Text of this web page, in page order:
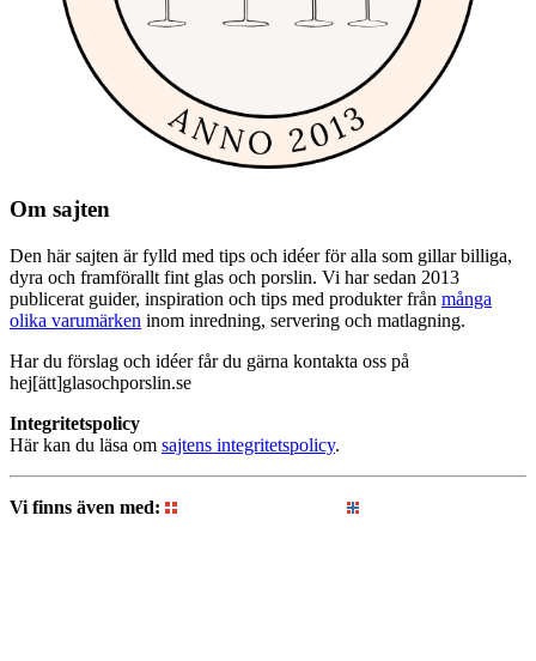
Om sajten
Den här sajten är fylld med tips och idéer för alla som gillar billiga,
dyra och framförallt fint glas och porslin. Vi har sedan 2013
publicerat guider, inspiration och tips med produkter från många
olika varumärken inom inredning, servering och matlagning.
Har du förslag och idéer får du gärna kontakta oss på
hej[ätt]glasochporslin.se
Integritetspolicy
Här kan du läsa om sajtens integritetspolicy.
Vi finns även med: